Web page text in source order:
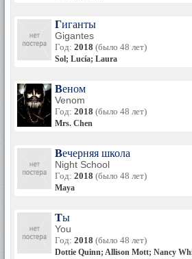
Гиганты
Gigantes
Год: 2018 (было 48 лет)
Sol; Lucía; Laura
Веном
Venom
Год: 2018 (было 48 лет)
Mrs. Chen
Вечерняя школа
Night School
Год: 2018 (было 48 лет)
Maya
Ты
You
Год: 2018 (было 48 лет)
Dottie Quinn; Allison Mott; Nancy